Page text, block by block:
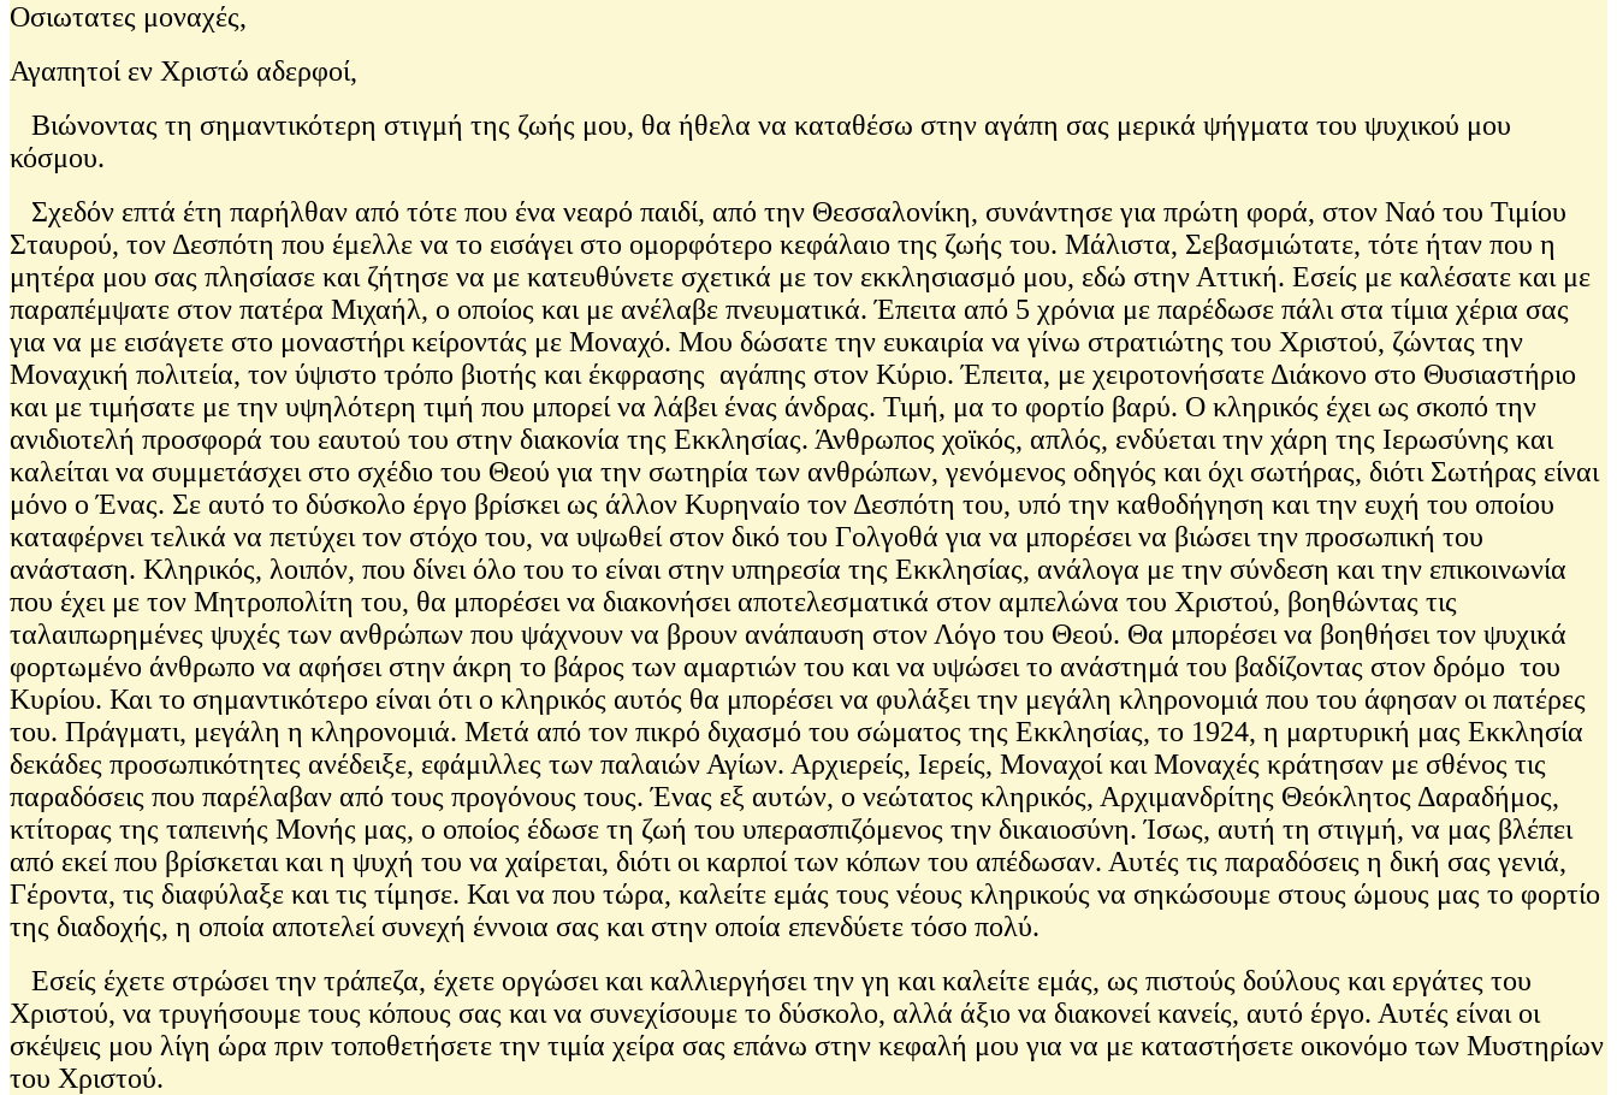
Οσιωτατες μοναχές,
Αγαπητοί εν Χριστώ αδερφοί,
Βιώνοντας τη σημαντικότερη στιγμή της ζωής μου, θα ήθελα να καταθέσω στην αγάπη σας μερικά ψήγματα του ψυχικού μου
κόσμου.
Σχεδόν επτά έτη παρήλθαν από τότε που ένα νεαρό παιδί, από την Θεσσαλονίκη, συνάντησε για πρώτη φορά, στον Ναό του Τιμίου
Σταυρού, τον Δεσπότη που έμελλε να το εισάγει στο ομορφότερο κεφάλαιο της ζωής του. Μάλιστα, Σεβασμιώτατε, τότε ήταν που η
μητέρα μου σας πλησίασε και ζήτησε να με κατευθύνετε σχετικά με τον εκκλησιασμό μου, εδώ στην Αττική. Εσείς με καλέσατε και με
παραπέμψατε στον πατέρα Μιχαήλ, ο οποίος και με ανέλαβε πνευματικά. Έπειτα από 5 χρόνια με παρέδωσε πάλι στα τίμια χέρια σας
για να με εισάγετε στο μοναστήρι κείροντάς με Μοναχό. Μου δώσατε την ευκαιρία να γίνω στρατιώτης του Χριστού, ζώντας την
Μοναχική πολιτεία, τον ύψιστο τρόπο βιοτής και έκφρασης αγάπης στον Κύριο. Έπειτα, με χειροτονήσατε Διάκονο στο Θυσιαστήριο
και με τιμήσατε με την υψηλότερη τιμή που μπορεί να λάβει ένας άνδρας. Τιμή, μα το φορτίο βαρύ. Ο κληρικός έχει ως σκοπό την
ανιδιοτελή προσφορά του εαυτού του στην διακονία της Εκκλησίας. Άνθρωπος χοϊκός, απλός, ενδύεται την χάρη της Ιερωσύνης και
καλείται να συμμετάσχει στο σχέδιο του Θεού για την σωτηρία των ανθρώπων, γενόμενος οδηγός και όχι σωτήρας, διότι Σωτήρας είναι
μόνο ο Ένας. Σε αυτό το δύσκολο έργο βρίσκει ως άλλον Κυρηναίο τον Δεσπότη του, υπό την καθοδήγηση και την ευχή του οποίου
καταφέρνει τελικά να πετύχει τον στόχο του, να υψωθεί στον δικό του Γολγοθά για να μπορέσει να βιώσει την προσωπική του
ανάσταση. Κληρικός, λοιπόν, που δίνει όλο του το είναι στην υπηρεσία της Εκκλησίας, ανάλογα με την σύνδεση και την επικοινωνία
που έχει με τον Μητροπολίτη του, θα μπορέσει να διακονήσει αποτελεσματικά στον αμπελώνα του Χριστού, βοηθώντας τις
ταλαιπωρημένες ψυχές των ανθρώπων που ψάχνουν να βρουν ανάπαυση στον Λόγο του Θεού. Θα μπορέσει να βοηθήσει τον ψυχικά
φορτωμένο άνθρωπο να αφήσει στην άκρη το βάρος των αμαρτιών του και να υψώσει το ανάστημά του βαδίζοντας στον δρόμο του
Κυρίου. Και το σημαντικότερο είναι ότι ο κληρικός αυτός θα μπορέσει να φυλάξει την μεγάλη κληρονομιά που του άφησαν οι πατέρες
του. Πράγματι, μεγάλη η κληρονομιά. Μετά από τον πικρό διχασμό του σώματος της Εκκλησίας, το 1924, η μαρτυρική μας Εκκλησία
δεκάδες προσωπικότητες ανέδειξε, εφάμιλλες των παλαιών Αγίων. Αρχιερείς, Ιερείς, Μοναχοί και Μοναχές κράτησαν με σθένος τις
παραδόσεις που παρέλαβαν από τους προγόνους τους. Ένας εξ αυτών, ο νεώτατος κληρικός, Αρχιμανδρίτης Θεόκλητος Δαραδήμος,
κτίτορας της ταπεινής Μονής μας, ο οποίος έδωσε τη ζωή του υπερασπιζόμενος την δικαιοσύνη. Ίσως, αυτή τη στιγμή, να μας βλέπει
από εκεί που βρίσκεται και η ψυχή του να χαίρεται, διότι οι καρποί των κόπων του απέδωσαν. Αυτές τις παραδόσεις η δική σας γενιά,
Γέροντα, τις διαφύλαξε και τις τίμησε. Και να που τώρα, καλείτε εμάς τους νέους κληρικούς να σηκώσουμε στους ώμους μας το φορτίο
της διαδοχής, η οποία αποτελεί συνεχή έννοια σας και στην οποία επενδύετε τόσο πολύ.
Εσείς έχετε στρώσει την τράπεζα, έχετε οργώσει και καλλιεργήσει την γη και καλείτε εμάς, ως πιστούς δούλους και εργάτες του
Χριστού, να τρυγήσουμε τους κόπους σας και να συνεχίσουμε το δύσκολο, αλλά άξιο να διακονεί κανείς, αυτό έργο. Αυτές είναι οι
σκέψεις μου λίγη ώρα πριν τοποθετήσετε την τιμία χείρα σας επάνω στην κεφαλή μου για να με καταστήσετε οικονόμο των Μυστηρίων
του Χριστού.